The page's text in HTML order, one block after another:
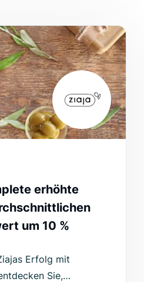
erhöhte
um 10 %
Erfolg mit
Sie,